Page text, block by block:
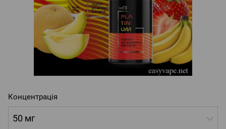
Концентрація
50 мг